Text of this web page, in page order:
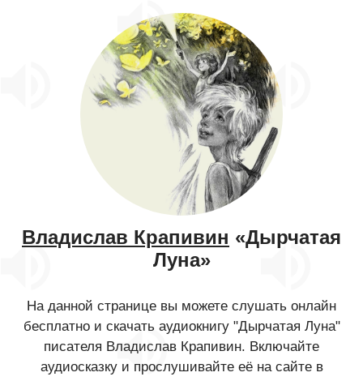
Владислав Крапивин «Дырчатая
Луна»
На данной странице вы можете слушать онлайн
бесплатно и скачать аудиокнигу "Дырчатая Луна"
писателя Владислав Крапивин. Включайте
аудиосказку и прослушивайте её на сайте в